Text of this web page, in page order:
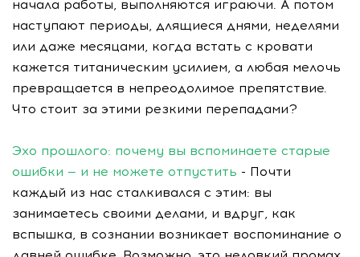
начала работы, выполняются играючи. А потом
наступают периоды, длящиеся днями, неделями
или даже месяцами, когда встать с кровати
кажется титаническим усилием, а любая мелочь
превращается в непреодолимое препятствие.
Что стоит за этими резкими перепадами?
Эхо прошлого: почему вы вспоминаете старые
ошибки — и не можете отпустить - Почти
каждый из нас сталкивался с этим: вы
занимаетесь своими делами, и вдруг, как
вспышка, в сознании возникает воспоминание о